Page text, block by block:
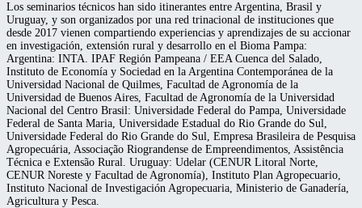
Los seminarios técnicos han sido itinerantes entre Argentina, Brasil y
Uruguay, y son organizados por una red trinacional de instituciones que
desde 2017 vienen compartiendo experiencias y aprendizajes de su accionar
en investigación, extensión rural y desarrollo en el Bioma Pampa:
Argentina: INTA. IPAF Región Pampeana / EEA Cuenca del Salado,
Instituto de Economía y Sociedad en la Argentina Contemporánea de la
Universidad Nacional de Quilmes, Facultad de Agronomía de la
Universidad de Buenos Aires, Facultad de Agronomía de la Universidad
Nacional del Centro Brasil: Universidade Federal do Pampa, Universidade
Federal de Santa Maria, Universidade Estadual do Rio Grande do Sul,
Universidade Federal do Rio Grande do Sul, Empresa Brasileira de Pesquisa
Agropecuária, Associação Riograndense de Empreendimentos, Assistência
Técnica e Extensão Rural. Uruguay: Udelar (CENUR Litoral Norte,
CENUR Noreste y Facultad de Agronomía), Instituto Plan Agropecuario,
Instituto Nacional de Investigación Agropecuaria, Ministerio de Ganadería,
Agricultura y Pesca.